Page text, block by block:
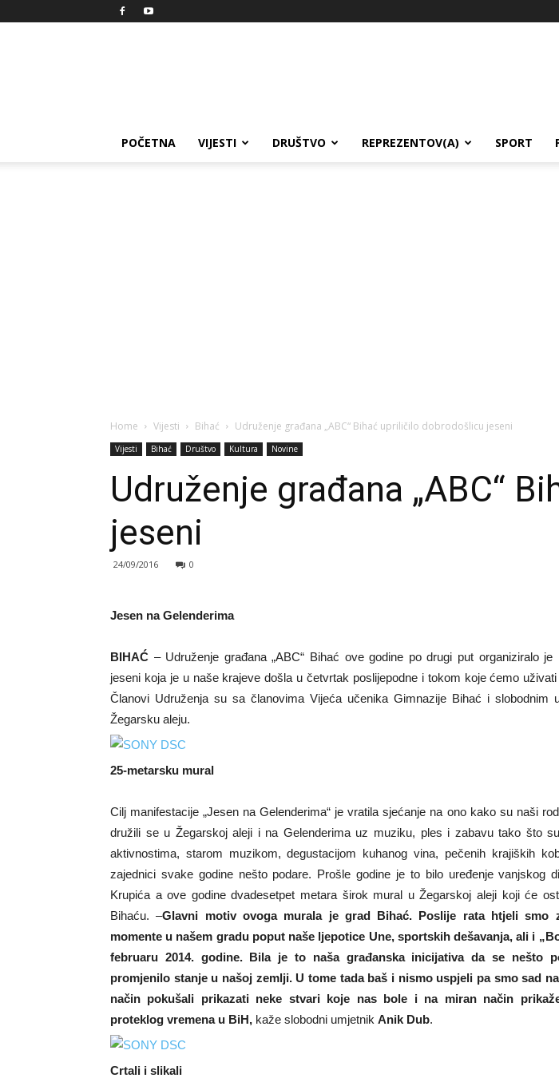
POČETNA VIJESTI DRUŠTVO REPREZENTOV(A) SPORT
Home Vijesti Bihać Udruženje građana „ABC“ Bihać upriličilo dobrodošlicu jeseni
Vijesti Bihać Društvo Kultura Novine
Udruženje građana „ABC“
jeseni
24/09/2016 0
Jesen na Gelenderima
BIHAĆ – Udruženje građana „ABC“ Bihać ove godine po drugi put organiziralo
jeseni koja je u naše krajeve došla u četvrtak poslijepodne i tokom koje ćemo
Članovi Udruženja su sa članovima Vijeća učenika Gimnazije Bihać i slobodnim
Žegarsku aleju.
25-metarsku mural
Cilj manifestacije „Jesen na Gelenderima“ je vratila sjećanje na ono kako su naši
družili se u Žegarskoj aleji i na Gelenderima uz muziku, ples i zabavu tako što
aktivnostima, starom muzikom, degustacijom kuhanog vina, pečenih krajiških
zajednici svake godine nešto podare. Prošle godine je to bilo uređenje vanjskog
Krupića a ove godine dvadesetpet metara širok mural u Žegarskoj aleji koji će
Bihaću. –Glavni motiv ovoga murala je grad Bihać. Poslije rata htjeli smo
momente u našem gradu poput naše ljepotice Une, sportskih dešavanja, ali i
februaru 2014. godine. Bila je to naša građanska inicijativa da se nešto
promjenilo stanje u našoj zemlji. U tome tada baš i nismo uspjeli pa smo sad
način pokušali prikazati neke stvari koje nas bole i na miran način
proteklog vremena u BiH, kaže slobodni umjetnik Anik Dub.
Crtali i slikali